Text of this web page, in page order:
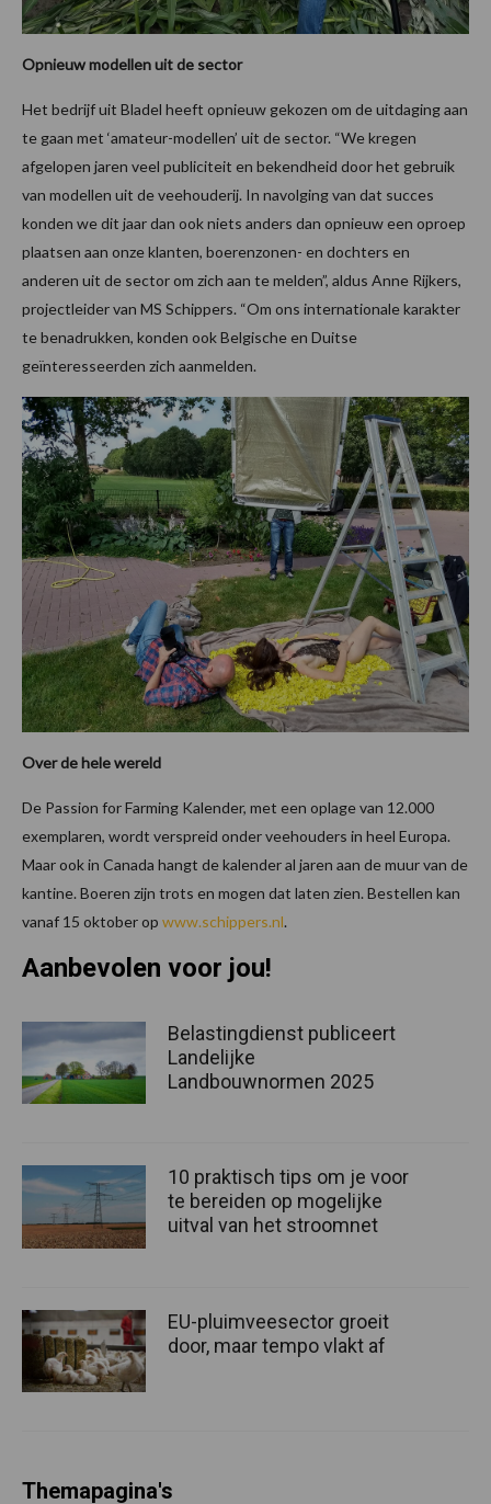
Opnieuw modellen uit de sector
Het bedrijf uit Bladel heeft opnieuw gekozen om de uitdaging aan
te gaan met ‘amateur-modellen’ uit de sector. “We kregen
afgelopen jaren veel publiciteit en bekendheid door het gebruik
van modellen uit de veehouderij. In navolging van dat succes
konden we dit jaar dan ook niets anders dan opnieuw een oproep
plaatsen aan onze klanten, boerenzonen- en dochters en
anderen uit de sector om zich aan te melden”, aldus Anne Rijkers,
projectleider van MS Schippers. “Om ons internationale karakter
te benadrukken, konden ook Belgische en Duitse
geïnteresseerden zich aanmelden.
Over de hele wereld
De Passion for Farming Kalender, met een oplage van 12.000
exemplaren, wordt verspreid onder veehouders in heel Europa.
Maar ook in Canada hangt de kalender al jaren aan de muur van de
kantine. Boeren zijn trots en mogen dat laten zien. Bestellen kan
vanaf 15 oktober op www.schippers.nl.
Aanbevolen voor jou!
Belastingdienst publiceert
Landelijke
Landbouwnormen 2025
10 praktisch tips om je voor
te bereiden op mogelijke
uitval van het stroomnet
EU-pluimveesector groeit
door, maar tempo vlakt af
Themapagina's